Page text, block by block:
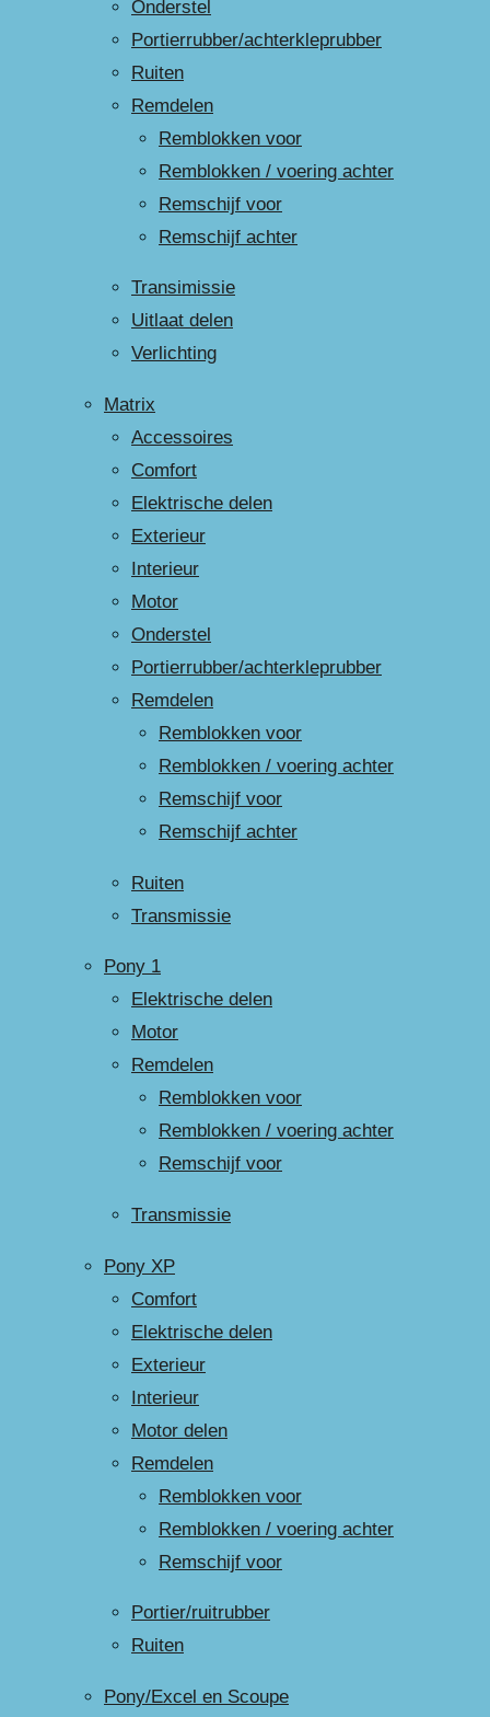
Onderstel
Portierrubber/achterkleprubber
Ruiten
Remdelen
Remblokken voor
Remblokken / voering achter
Remschijf voor
Remschijf achter
Transimissie
Uitlaat delen
Verlichting
Matrix
Accessoires
Comfort
Elektrische delen
Exterieur
Interieur
Motor
Onderstel
Portierrubber/achterkleprubber
Remdelen
Remblokken voor
Remblokken / voering achter
Remschijf voor
Remschijf achter
Ruiten
Transmissie
Pony 1
Elektrische delen
Motor
Remdelen
Remblokken voor
Remblokken / voering achter
Remschijf voor
Transmissie
Pony XP
Comfort
Elektrische delen
Exterieur
Interieur
Motor delen
Remdelen
Remblokken voor
Remblokken / voering achter
Remschijf voor
Portier/ruitrubber
Ruiten
Pony/Excel en Scoupe